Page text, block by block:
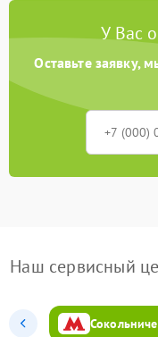
У Вас
Оставьте заявку,
Наш сервисный